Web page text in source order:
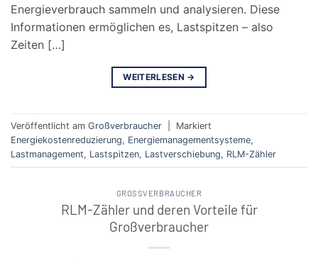
Energieverbrauch sammeln und analysieren. Diese
Informationen ermöglichen es, Lastspitzen – also
Zeiten […]
WEITERLESEN →
Veröffentlicht am Großverbraucher
Markiert
Energiekostenreduzierung, Energiemanagementsysteme,
Lastmanagement, Lastspitzen, Lastverschiebung, RLM-Zähler
GROSSVERBRAUCHER
RLM-Zähler und deren Vorteile für
Großverbraucher